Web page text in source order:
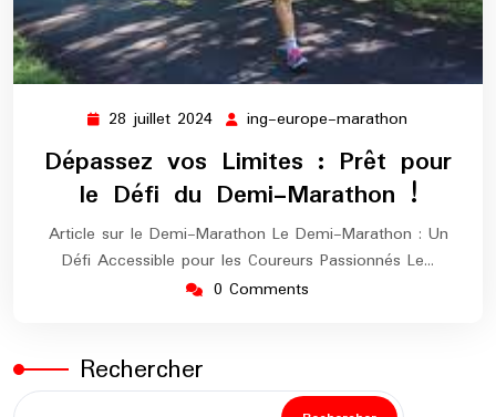
28 juillet 2024 28
juillet
2024
ing-europe-marathon
marathon
Dépassez vos Limites : Prêt pour
le Défi du Demi-Marathon !
Article sur le Demi-Marathon Le Demi-Marathon : Un
Défi Accessible pour les Coureurs Passionnés Le…
0 Comments
Rechercher